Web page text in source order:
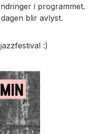
i programmet.
blir avlyst.
:)